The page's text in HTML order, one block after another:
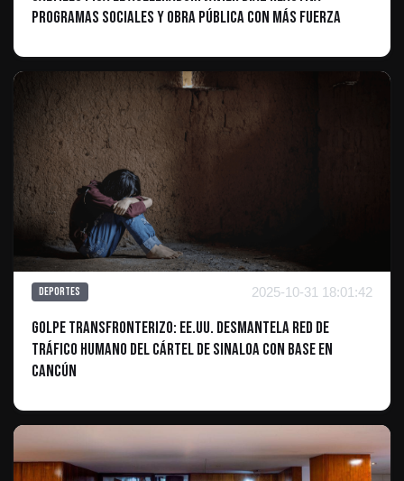
programas sociales y obra pública con más fuerza
Deportes 2025-10-31 18:01:42
Golpe Transfronterizo: EE.UU. Desmantela Red de
Tráfico Humano del Cártel de Sinaloa con Base en
Cancún